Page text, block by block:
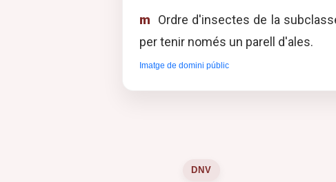
m
Ordre d'insectes de la
per tenir només un parell d'ales.
Imatge de domini públic
DNV